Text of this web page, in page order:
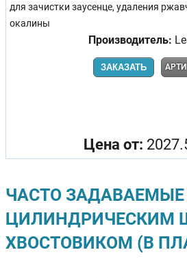
для зачистки заусенце, удаления
окалины
Производитель:
ЗАКАЗАТЬ
Цена от:
ЧАСТО
ЦИЛИНДРИЧЕСКИМ
ХВОСТОВИКОМ (В